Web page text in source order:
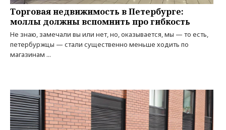
Торговая недвижимость в Петербурге:
моллы должны вспомнить про гибкость
Не знаю, замечали вы или нет, но, оказывается, мы — то есть,
петербуржцы — стали существенно меньше ходить по
магазинам ...